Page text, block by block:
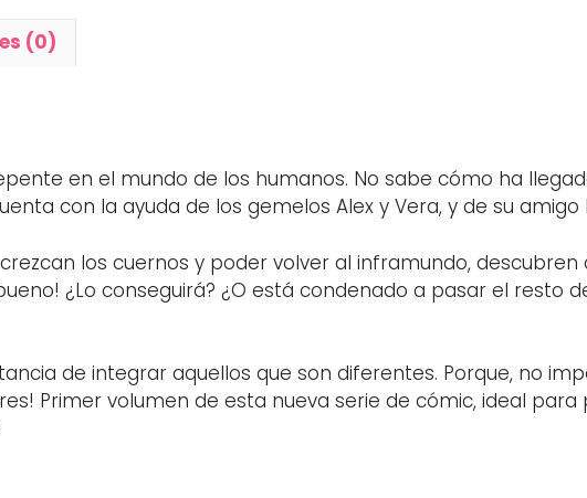
(0)
en el mundo de los humanos. No sabe cómo ha
con la ayuda de los gemelos Alex y Vera, y de su amigo
los cuernos y poder volver al inframundo,
¿Lo conseguirá? ¿O está condenado a pasar el resto
de integrar aquellos que son diferentes. Porque, no
Primer volumen de esta nueva serie de cómic, ideal